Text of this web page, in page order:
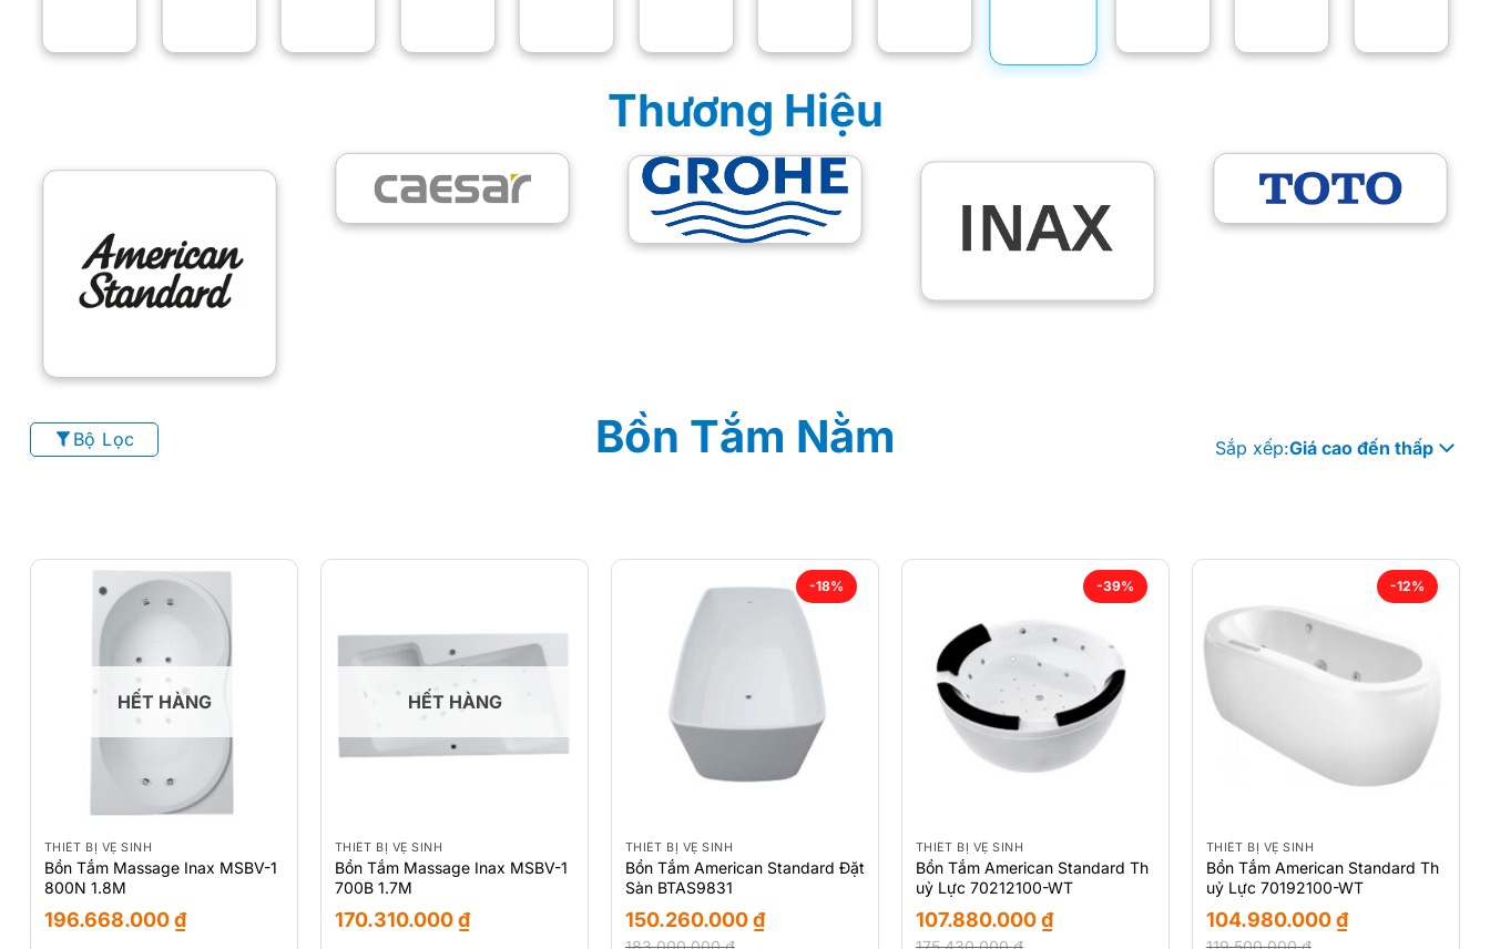
Thương Hiệu
Bộ Lọc Bồn Tắm Nằm Sắp xếp:Giá cao đến thấp
HẾT HÀNG
THIẾT BỊ VỆ SINH
Bồn Tắm Massage Inax MSBV-1
800N 1.8M
196.668.000₫
HẾT HÀNG
THIẾT BỊ VỆ SINH
Bồn Tắm Massage Inax MSBV-1
700B 1.7M
170.310.000₫
-18%
THIẾT BỊ VỆ SINH
Bồn Tắm American Standard Đặt
Sàn BTAS9831
150.260.000₫
-39%
THIẾT BỊ VỆ SINH
Bồn Tắm American Standard Th
uỷ Lực 70212100-WT
107.880.000₫
-12%
THIẾT BỊ VỆ SINH
Bồn Tắm American Standard Th
uỷ Lực 70192100-WT
104.980.000₫